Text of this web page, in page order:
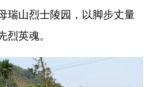
瑞山烈士陵园，以脚步丈量
烈英魂。